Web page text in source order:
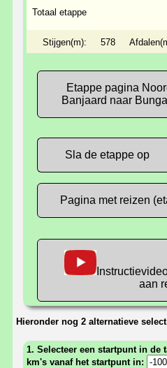
Totaal etappe
Stijgen(m): 578
Etappe pagina
Banjaard naar
Pagina met reizen
aan
Hieronder nog 2 alternatieve
1. Selecteer een startpunt in de
km's vanaf het startpunt in: